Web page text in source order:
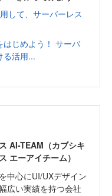
して、サーバーレス
じめよう！ サーバ
る活用...
AI-TEAM（カブシキ
エーアイチーム）
中心にUI/UXデザイン
広い実績を持つ会社